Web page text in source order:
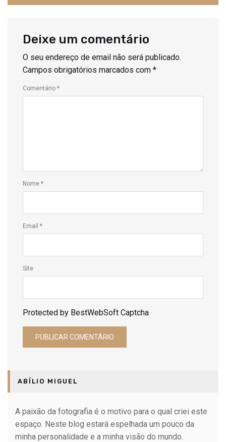
Deixe um comentário
O seu endereço de email não será publicado.
Campos obrigatórios marcados com *
Comentário *
Nome *
Email *
Site
Protected by BestWebSoft Captcha
ABÍLIO MIGUEL
A paixão da fotografia é o motivo para o qual criei este
espaço. Neste blog estará espelhada um pouco da
minha personalidade e a minha visão do mundo.